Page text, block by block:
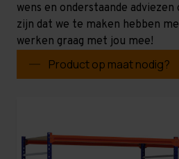
wens en onderstaande
zijn dat we te maken hebben
werken graag met jou mee!
Product op maat nodig?